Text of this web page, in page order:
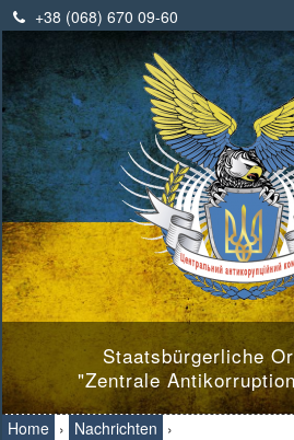
+38 (068) 670 09-60
Staatsbürgerliche
"Zentrale
Home › Nachrichten ›